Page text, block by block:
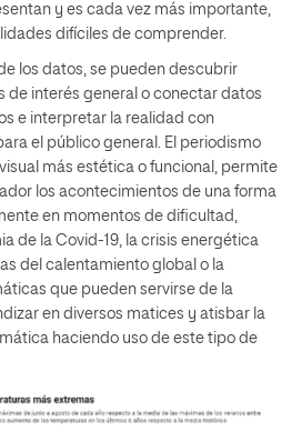
y es cada vez más importante,
difíciles de comprender.
los datos, se pueden descubrir
de interés general o conectar datos
e interpretar la realidad con
el público general. El periodismo
más estética o funcional, permite
los acontecimientos de una forma
en momentos de dificultad,
de la Covid-19, la crisis energética
del calentamiento global o la
que pueden servirse de la
en diversos matices y atisbar la
haciendo uso de este tipo de